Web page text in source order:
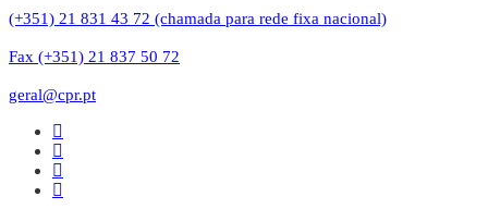
(+351) 21 831 43 72 (chamada para rede fixa nacional)
Fax (+351) 21 837 50 72
geral@cpr.pt